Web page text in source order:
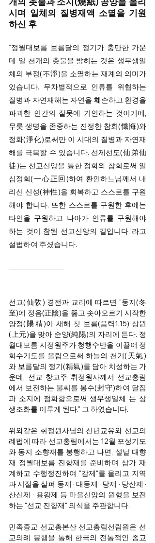
시며 일체의 질병재액 소멸을 기원
하신 후
“정월대보름 보름달의 정기가 충만한 가운
데 일 천개의 촛불을 밝히는 것은 생무생일
체의 부정(不淨)을 소멸하는 재계의 의미가
있습니다. 무차별적으로 인류를 위협하는
질병과 자연재해는 자연을 훼손하고 환경을
파괴한 인간의 잘못에 기인하는 것이기에,
무릇 생명을 존중하는 진정한 참회(懺悔)와
정화(淨化)로써만 이 시대의 질병과 자연재
해를 극복할 수 있습니다. 선제선도(仙弟仙
徒)는 선교신앙을 통한 정화와 참회로써 일
심정회(一心正回)하여 환인하느님께서 내
리신 신성(神性)을 회복하고 스스로를 구원
해야 합니다. 또한 스스로를 구원한 후에는
타인을 구원하고 나아가 인류를 구원해야
하는 것이 참된 선교신앙의 길입니다.”라고
설법하여 주셨습니다.
선교(仙敎) 경전과 교리에 따르면 "동지(冬
至)에 정음(正陰)을 뚫고 솟아오르기 시작한
양정(陽精)이 새해 첫 보름(음력1.15) 상원
(上元)을 맞아 순양(純陽)의 자리에 든다. 정
월대보름 시정원주가 청행수반을 이끌어 정
화수기도를 올림으로써 하늘의 천기(天氣)
와 보름달의 정기(精氣)를 담아 치성하는 가
운데, 선교 창교주 취정원사께서 선교총림
에서 보전하는 불씨를 봉수(封守)하여 달집
과 소지에 점화함으로써 생무생일체 는 상
생조화를 이루게 된다." 고 하였습니다.
위와같은 취정원사님의 신년교유와 선교의
례법에 따라 선교총림에서는 12월 포성기도
와 동지 소향재를 봉행하고 나면, 설날 대향
재 정월대보름 진향재를 준비하며 삼가 재
계하고 수행정진하여 "감제"를 올리고 지역
과 시절을 살펴 동제 · 대동제 · 당제 · 당산제 ·
산신제 · 용왕제 등 마을신앙의 원형을 보전
하는 "선교 진향재" 의식을 주관합니다.
민족종교 선교총본산 선교총림선림원은 선
교의례 봉행을 통해 한국의 전통적인 종교